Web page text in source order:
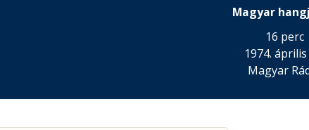
Magyar
16 perc
1974. április
Magyar